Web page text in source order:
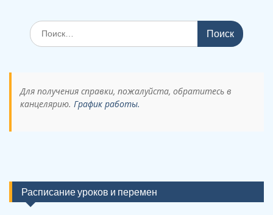
Поиск
по:
Для получения справки, пожалуйста, обратитесь в
канцелярию. График работы.
Расписание уроков и перемен